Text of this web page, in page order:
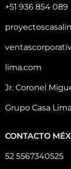
+51 936 854 089
lima.com
Jr. Coronel
Grupo Casa
CONTACTO
52 5567340525